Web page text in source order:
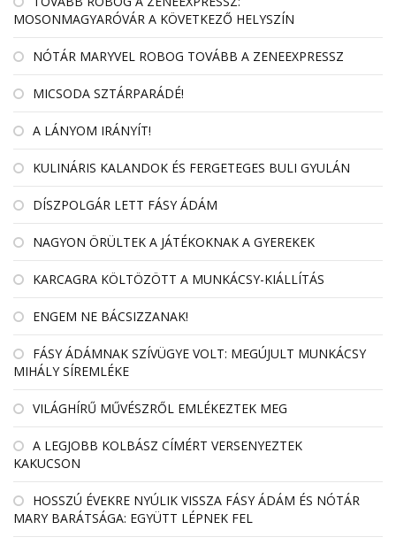
MOSONMAGYARÓVÁR A KÖVETKEZŐ HELYSZÍN
NÓTÁR MARYVEL ROBOG TOVÁBB A ZENEEXPRESSZ
MICSODA SZTÁRPARÁDÉ!
A LÁNYOM IRÁNYÍT!
KULINÁRIS KALANDOK ÉS FERGETEGES BULI GYULÁN
DÍSZPOLGÁR LETT FÁSY ÁDÁM
NAGYON ÖRÜLTEK A JÁTÉKOKNAK A GYEREKEK
KARCAGRA KÖLTÖZÖTT A MUNKÁCSY-KIÁLLÍTÁS
ENGEM NE BÁCSIZZANAK!
FÁSY ÁDÁMNAK SZÍVÜGYE VOLT: MEGÚJULT MUNKÁCSY
MIHÁLY SÍREMLÉKE
VILÁGHÍRŰ MŰVÉSZRŐL EMLÉKEZTEK MEG
A LEGJOBB KOLBÁSZ CÍMÉRT VERSENYEZTEK
KAKUCSON
HOSSZÚ ÉVEKRE NYÚLIK VISSZA FÁSY ÁDÁM ÉS NÓTÁR
MARY BARÁTSÁGA: EGYÜTT LÉPNEK FEL